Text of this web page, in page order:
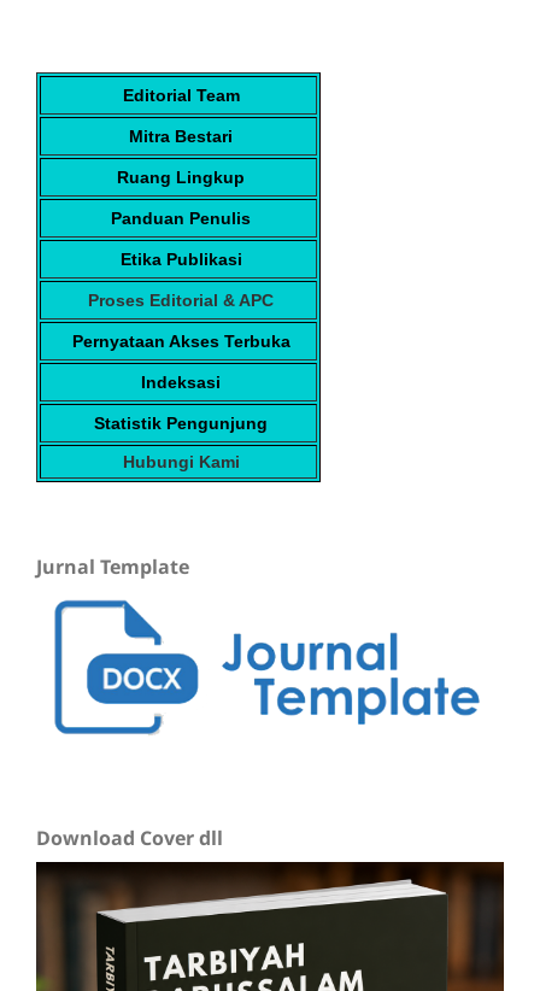
Editorial Team
Mitra Bestari
Ruang Lingkup
Panduan Penulis
Etika Publikasi
Proses Editorial & APC
Pernyataan Akses Terbuka
Indeksasi
Statistik Pengunjung
Hubungi Kami
Jurnal Template
Download Cover dll